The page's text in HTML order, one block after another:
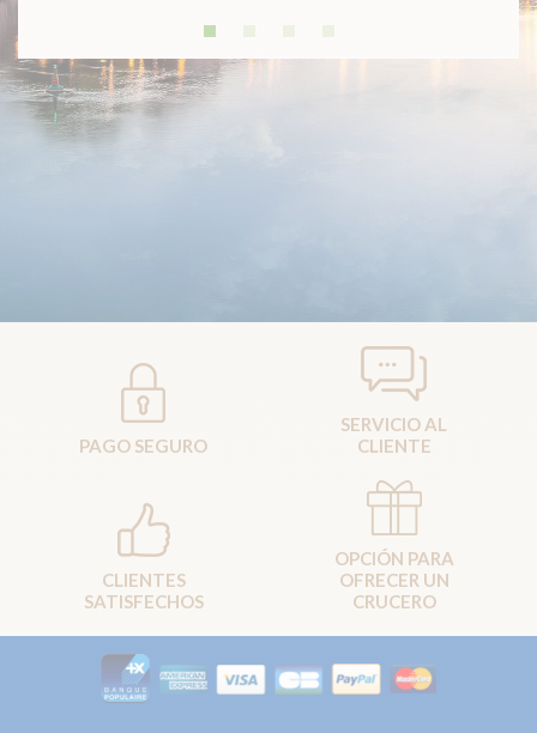
PAGO SEGURO
SERVICIO AL
CLIENTE
CLIENTES
SATISFECHOS
OPCIÓN PARA
OFRECER UN
CRUCERO